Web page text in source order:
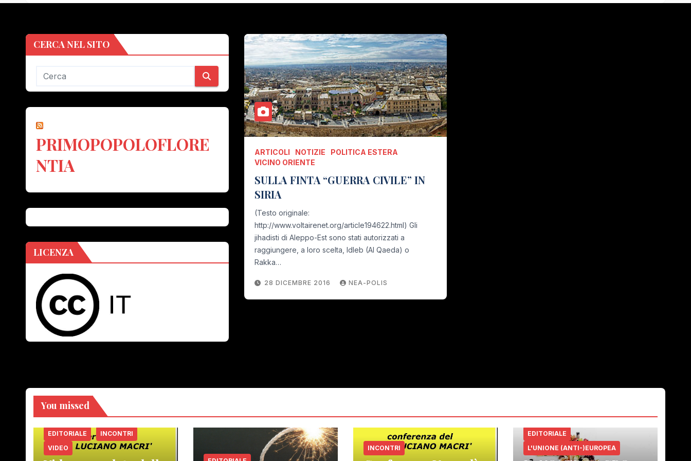
CERCA NEL SITO
PRIMOPOPOLOFLORE
NTIA
LICENZA
ARTICOLI NOTIZIE
POLITICA ESTERA
VICINO ORIENTE
SULLA FINTA “GUERRA CIVILE” IN
SIRIA
(Testo originale:
http://www.voltairenet.org/article194622.html) Gli
jihadisti di Aleppo-Est sono stati autorizzati a
raggiungere, a loro scelta, Idleb (Al Qaeda) o
Rakka…
28 DICEMBRE 2016 NEA-POLIS
You missed
EDITORIALE
INCONTRI
VIDEO
INCONTRI
EDITORIALE
L'UNIONE (ANTI-)EUROPEA